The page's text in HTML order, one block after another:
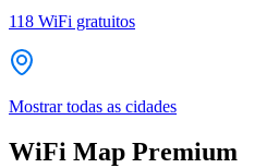
118 WiFi gratuitos
Mostrar todas as cidades
WiFi Map Premium